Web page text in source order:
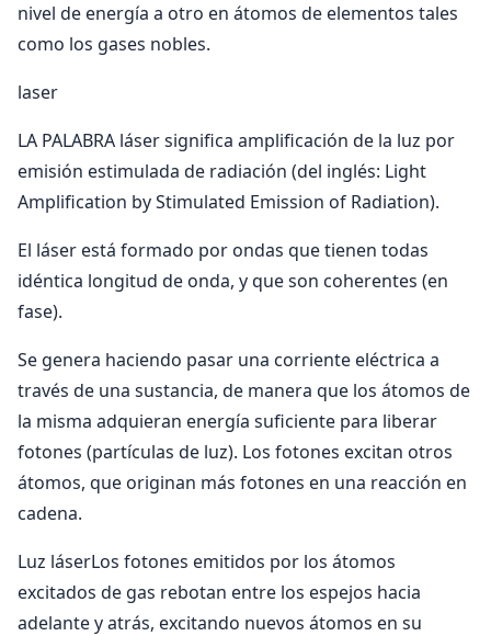
nivel de energía a otro en átomos de elementos tales
como los gases nobles.
laser
LA PALABRA láser significa amplificación de la luz por
emisión estimulada de radiación (del inglés: Light
Amplification by Stimulated Emission of Radiation).
El láser está formado por ondas que tienen todas
idéntica longitud de onda, y que son coherentes (en
fase).
Se genera haciendo pasar una corriente eléctrica a
través de una sustancia, de manera que los átomos de
la misma adquieran energía suficiente para liberar
fotones (partículas de luz). Los fotones excitan otros
átomos, que originan más fotones en una reacción en
cadena.
Luz láserLos fotones emitidos por los átomos
excitados de gas rebotan entre los espejos hacia
adelante y atrás, excitando nuevos átomos en su